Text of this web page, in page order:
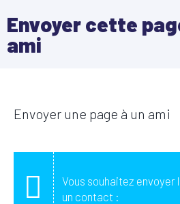
Envoyer cette
ami
Envoyer une page à un ami
Vous souhaitez envoyer
un contact :